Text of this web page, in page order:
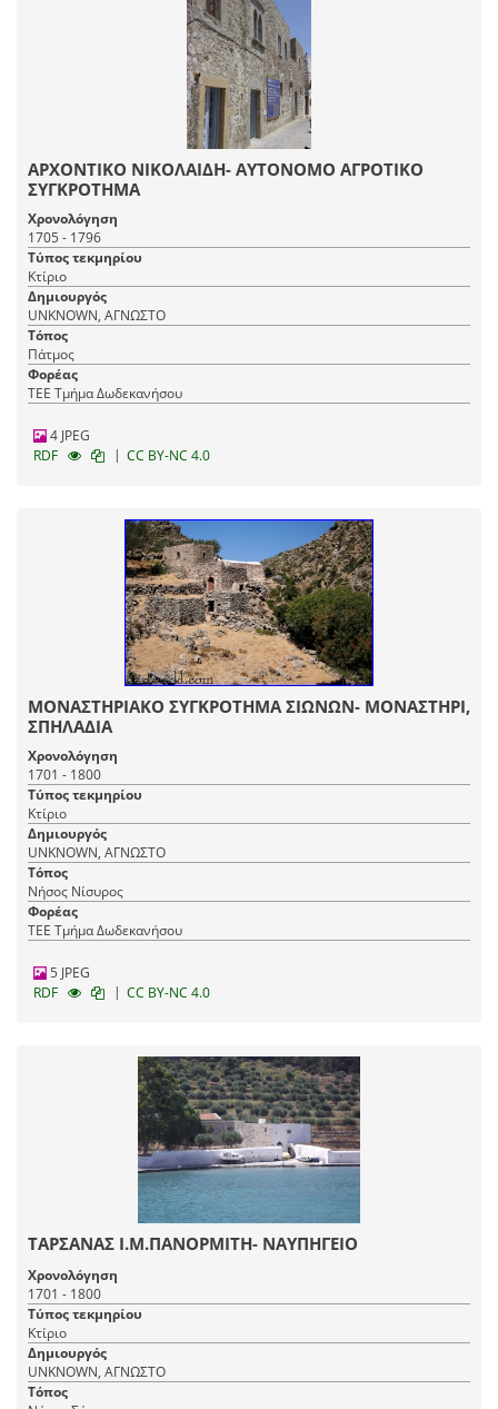
ΑΡΧΟΝΤΙΚΟ ΝΙΚΟΛΑΙΔΗ- ΑΥΤΟΝΟΜΟ ΑΓΡΟΤΙΚΟ
ΣΥΓΚΡΟΤΗΜΑ
Χρονολόγηση
1705 - 1796
Τύπος τεκμηρίου
Κτίριο
Δημιουργός
UNKNOWN, ΑΓΝΩΣΤΟ
Τόπος
Πάτμος
Φορέας
ΤΕΕ Τμήμα Δωδεκανήσου
4 JPEG
RDF
| CC BY-NC 4.0
ΜΟΝΑΣΤΗΡΙΑΚΟ ΣΥΓΚΡΟΤΗΜΑ ΣΙΩΝΩΝ- ΜΟΝΑΣΤΗΡΙ,
ΣΠΗΛΑΔΙΑ
Χρονολόγηση
1701 - 1800
Τύπος τεκμηρίου
Κτίριο
Δημιουργός
UNKNOWN, ΑΓΝΩΣΤΟ
Τόπος
Νήσος Νίσυρος
Φορέας
ΤΕΕ Τμήμα Δωδεκανήσου
5 JPEG
RDF
| CC BY-NC 4.0
ΤΑΡΣΑΝΑΣ Ι.Μ.ΠΑΝΟΡΜΙΤΗ- ΝΑΥΠΗΓΕΙΟ
Χρονολόγηση
1701 - 1800
Τύπος τεκμηρίου
Κτίριο
Δημιουργός
UNKNOWN, ΑΓΝΩΣΤΟ
Τόπος